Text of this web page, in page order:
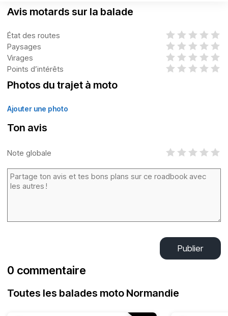
Avis motards sur la balade
État des routes
Paysages
Virages
Points d’intérêts
Photos du trajet à moto
Ajouter une photo
Ton avis
Note globale
Publier
0 commentaire
Toutes les balades moto Normandie